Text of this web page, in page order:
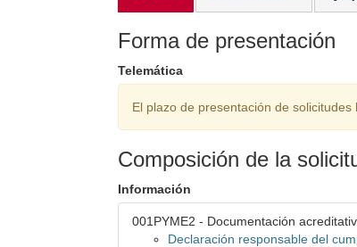
Forma de presentación
Telemática
El plazo de presentación de solicitudes
Composición de la
Información
001PYME2 - Documentación
Declaración responsable del